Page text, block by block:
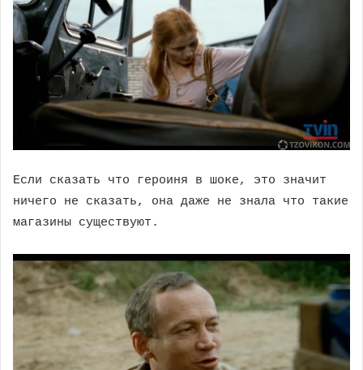
Если сказать что героиня в шоке, это значит
ничего не сказать, она даже не знала что такие
магазины существуют.